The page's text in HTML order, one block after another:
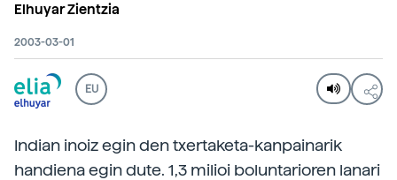
Elhuyar Zientzia
2003-03-01
EU
Indian inoiz egin den txertaketa-kanpainarik
handiena egin dute. 1,3 milioi boluntarioren lanari